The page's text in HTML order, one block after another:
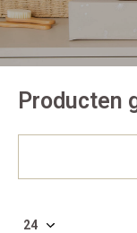
Producten